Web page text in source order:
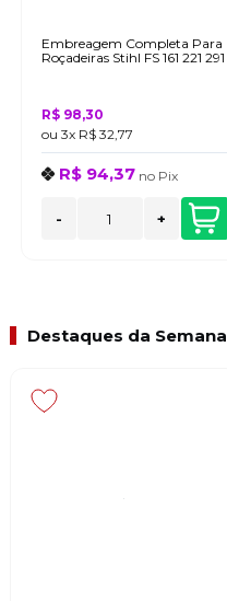
Embreagem Completa Para
Roçadeiras Stihl FS 161 221 291
R$ 98,30
ou 3x R$ 32,77
R$ 94,37 no Pix
- +
Destaques da Semana